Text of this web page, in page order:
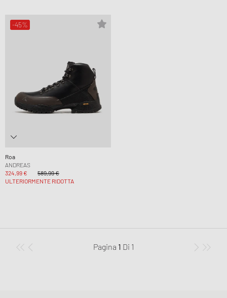
-45%
Roa
ANDREAS
324,99 €
589,99 €
ULTERIORMENTE RIDOTTA
Pagina 1 Di 1